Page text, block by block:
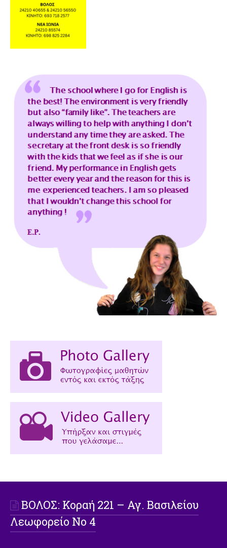
ΒΟΛΟΣ: Koραή 221 – Αγ. Βασιλείου
Λεωφορείο Νο 4